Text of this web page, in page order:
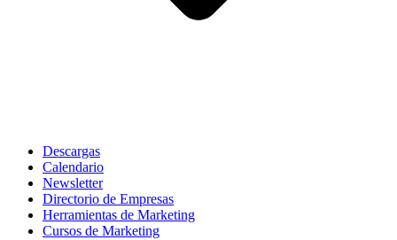
Descargas
Calendario
Newsletter
Directorio de Empresas
Herramientas de Marketing
Cursos de Marketing